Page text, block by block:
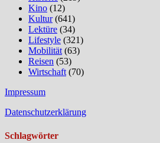
Kino (12)
Kultur(641)
Lektüre (34)
Lifestyle (321)
Mobilität(63)
Reisen (53)
Wirtschaft(70)
Impressum
Datenschutzerklärung
Schlagwörter